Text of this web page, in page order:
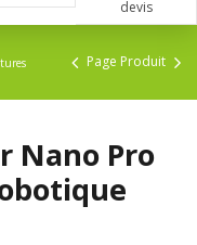
devis
Page Produit
Nano Pro